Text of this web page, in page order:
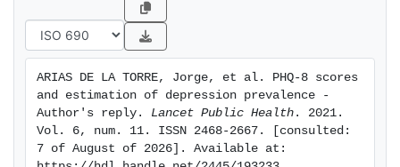
ARIAS DE LA TORRE, Jorge, et al. PHQ-8 scores
and estimation of depression prevalence -
Author's reply. Lancet Public Health . 2021.
Vol. 6, num. 11. ISSN 2468-2667. [consulted:
7 of August of 2026]. Available at: